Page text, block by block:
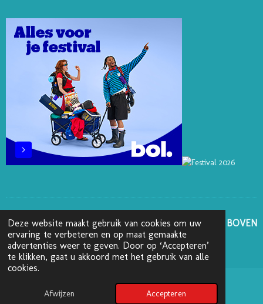
Deze website maakt gebruik van cookies om uw
ervaring te verbeteren en op maat gemaakte
advertenties weer te geven. Door op ‘Accepteren’
te klikken, gaat u akkoord met het gebruik van alle
cookies.
Afwijzen Accepteren
E
S
T
I
N
O
R
M
GA NAAR BOVEN
© 2025 - 2026 Boekenblog van Ann